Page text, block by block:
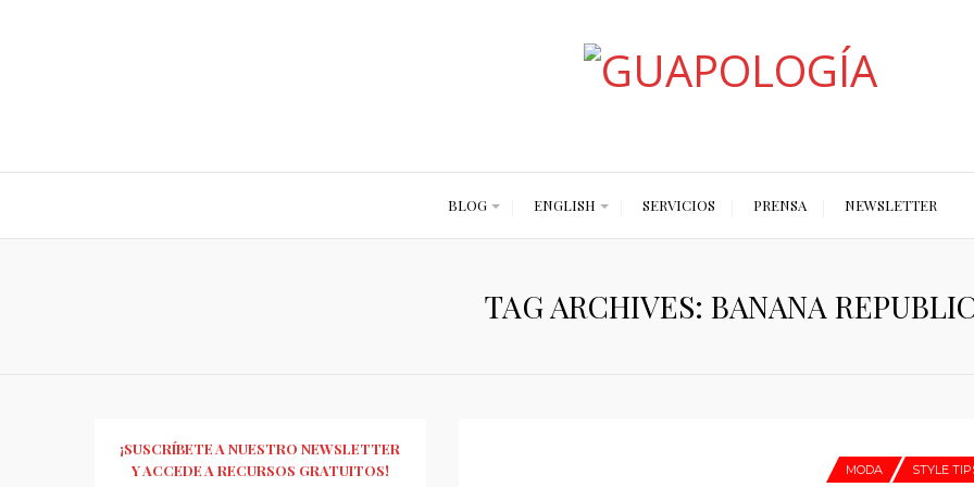
BLOG ENGLISH SERVICIOS PRENSA NEWSLETTER
TAG ARCHIVES: BANANA
MODA STYLE
¡SUSCRÍBETE A NUESTRO NEWSLETTER
Y ACCEDE A RECURSOS GRATUITOS!